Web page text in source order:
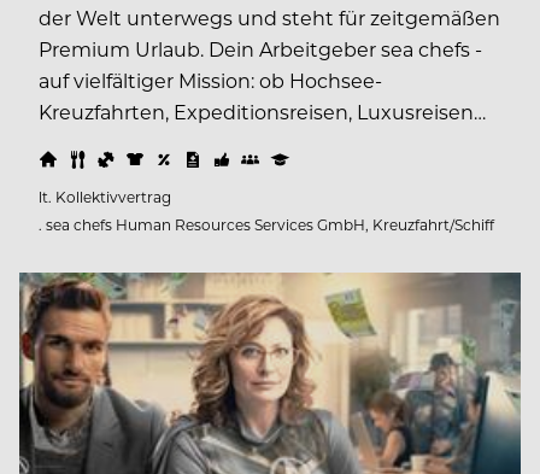
der Welt unterwegs und steht für zeitgemäßen
Premium Urlaub. Dein Arbeitgeber sea chefs -
auf vielfältiger Mission: ob Hochsee-
Kreuzfahrten, Expeditionsreisen, Luxusreisen…
lt. Kollektivvertrag
. sea chefs Human Resources Services GmbH, Kreuzfahrt/Schiff